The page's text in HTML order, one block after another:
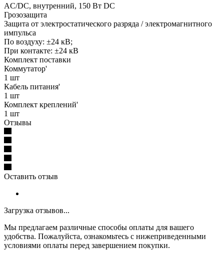
AC/DC, внутренний, 150 Вт DC
Грозозащита
Защита от электростатического разряда / электромагнитного
импульса
По воздуху: ±24 кВ;
При контакте: ±24 кВ
Комплект поставки
Коммутатор'
1 шт
Кабель питания'
1 шт
Комплект креплений'
1 шт
Отзывы
Оставить отзыв
Загрузка отзывов...
Мы предлагаем различные способы оплаты для вашего
удобства. Пожалуйста, ознакомьтесь с нижеприведенными
условиями оплаты перед завершением покупки.